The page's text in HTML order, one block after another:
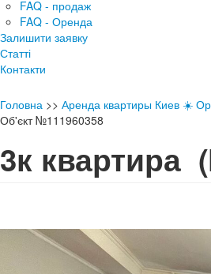
FAQ - продаж
FAQ - Оренда
Залишити заявку
Статті
Контакти
Головна >> Аренда квартиры Киев ☀️
Об'єкт №111960358
3к квартира